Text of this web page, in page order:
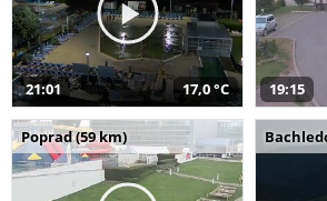
21:01 17,0 °C 19:15
Poprad (59 km)